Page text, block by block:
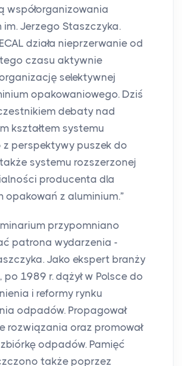
współorganizowania
im. Jerzego Staszczyka.
działa nieprzerwanie od
czasu aktywnie
selektywnej
opakowaniowego. Dziś
debaty nad
kształtem systemu
perspektywy puszek do
systemu rozszerzonej
producenta dla
opakowań z aluminium.”
przypomniano
patrona wydarzenia -
Jako ekspert branży
po 1989 r. dążył w Polsce do
i reformy rynku
odpadów. Propagował
rozwiązania oraz promował
odpadów. Pamięć
także poprzez